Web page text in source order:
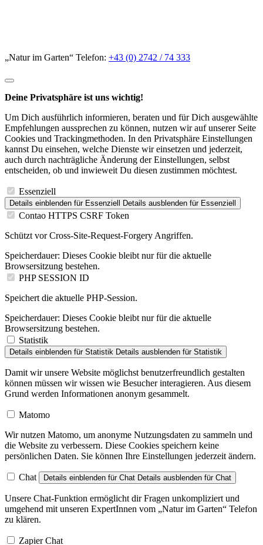
„Natur im Garten“ Telefon: +43 (0) 2742 / 74 333
Deine Privatsphäre ist uns wichtig!
Um Dich ausführlich informieren, beraten und für Dich ausgewählte
Empfehlungen aussprechen zu können, nutzen wir auf unserer Seite
Cookies und Trackingmethoden. In den Privatsphäre Einstellungen
kannst Du einsehen, welche Dienste wir einsetzen und jederzeit,
auch durch nachträgliche Änderung der Einstellungen, selbst
entscheiden, ob und inwieweit Du diesen zustimmen möchtest.
Essenziell
Details einblenden für Essenziell Details ausblenden für Essenziell
Contao HTTPS CSRF Token
Schützt vor Cross-Site-Request-Forgery Angriffen.
Speicherdauer: Dieses Cookie bleibt nur für die aktuelle
Browsersitzung bestehen.
PHP SESSION ID
Speichert die aktuelle PHP-Session.
Speicherdauer: Dieses Cookie bleibt nur für die aktuelle
Browsersitzung bestehen.
Statistik
Details einblenden für Statistik Details ausblenden für Statistik
Damit wir unsere Website möglichst benutzerfreundlich gestalten
können müssen wir wissen wie Besucher interagieren. Aus diesem
Grund werden Informationen anonym gesammelt.
Matomo
Wir nutzen Matomo, um anonyme Nutzungsdaten zu sammeln und
die Website zu verbessern. Diese Cookies speichern keine
persönlichen Daten. Sie können Ihre Einstellungen jederzeit ändern.
Chat Details einblenden für Chat Details ausblenden für Chat
Unsere Chat-Funktion ermöglicht dir Fragen unkompliziert und
umgehend mit unseren ExpertInnen vom „Natur im Garten“ Telefon
zu klären.
Zapier Chat